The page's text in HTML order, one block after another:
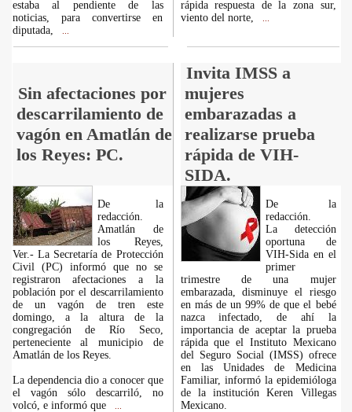
estaba al pendiente de las
noticias, para convertirse en
diputada,
rápida respuesta de la zona sur,
viento del norte,
Sin afectaciones por
descarrilamiento de
vagón en Amatlán de
los Reyes: PC.
Invita IMSS a
mujeres
embarazadas a
realizarse prueba
rápida de VIH-
SIDA.
De la
redacción.
Amatlán de
los Reyes,
Ver.- La Secretaría de Protección
Civil (PC) informó que no se
registraron afectaciones a la
población por el descarrilamiento
de un vagón de tren este
domingo, a la altura de la
congregación de Río Seco,
perteneciente al municipio de
Amatlán de los Reyes.
La dependencia dio a conocer que
el vagón sólo descarriló, no
volcó, e informó que
De la
redacción.
La detección
oportuna de
VIH-Sida en el
primer
trimestre de una mujer
embarazada, disminuye el riesgo
en más de un 99% de que el bebé
nazca infectado, de ahí la
importancia de aceptar la prueba
rápida que el Instituto Mexicano
del Seguro Social (IMSS) ofrece
en las Unidades de Medicina
Familiar, informó la epidemióloga
de la institución Keren Villegas
Mexicano.